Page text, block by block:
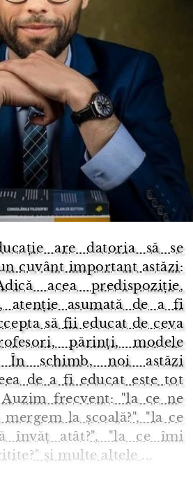
are datoria să se
cuvânt important astăzi:
acea predispoziție,
atenție asumată de a fi
să fii educat de ceva
părinți, modele
În schimb, noi astăzi
de a fi educat este tot
frecvent: "la ce ne
la școală?", "la ce
învăț atât?", "la ce îmi
și multe altele ...